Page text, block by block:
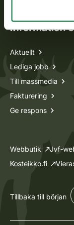
Information
Aktuellt
Lediga jobb
Till massmedia
Fakturering
Ge respons
Webbutik Jvf-
Kosteikko.fi
Tillbaka till början